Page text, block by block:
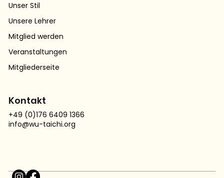
Unser Stil
Unsere Lehrer
Mitglied werden
Veranstaltungen
Mitgliederseite
Kontakt
+49 (0)176 6409 1366
info@wu-taichi.org